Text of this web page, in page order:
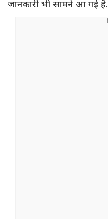
जानकारी भी सामने आ गई है.